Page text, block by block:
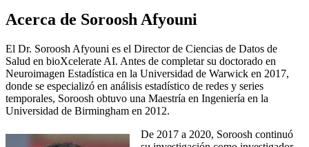
Acerca de Soroosh Afyouni
El Dr. Soroosh Afyouni es el Director de Ciencias de Datos de
Salud en bioXcelerate AI. Antes de completar su doctorado en
Neuroimagen Estadística en la Universidad de Warwick en 2017,
donde se especializó en análisis estadístico de redes y series
temporales, Soroosh obtuvo una Maestría en Ingeniería en la
Universidad de Birmingham en 2012.
De 2017 a 2020, Soroosh continuó